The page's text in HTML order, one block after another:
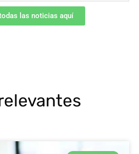
las noticias aquí